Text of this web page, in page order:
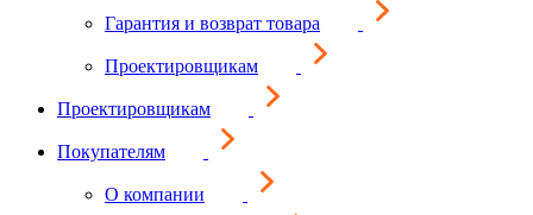
Гарантия и возврат товара
Проектировщикам
Проектировщикам
Покупателям
О компании